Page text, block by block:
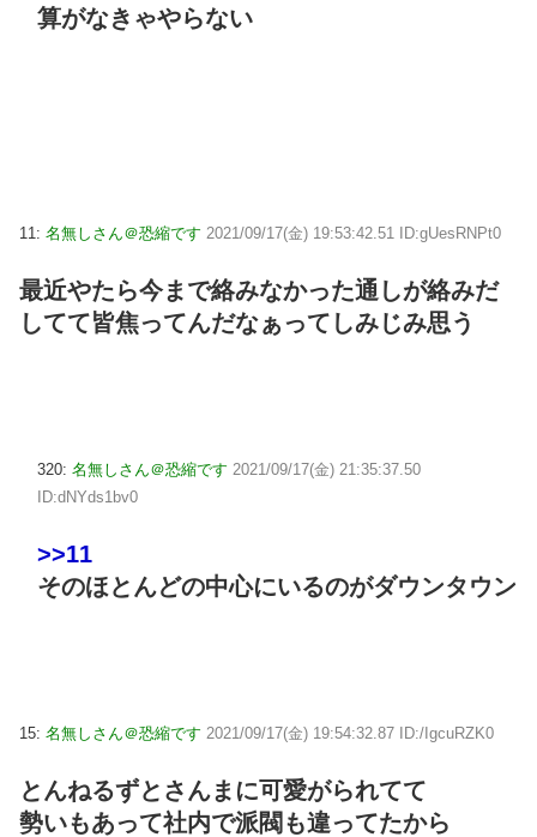
算がなきゃやらない
11: 名無しさん＠恐縮です 2021/09/17(金) 19:53:42.51 ID:gUesRNPt0
最近やたら今まで絡みなかった通しが絡みだ
してて皆焦ってんだなぁってしみじみ思う
320: 名無しさん＠恐縮です 2021/09/17(金) 21:35:37.50
ID:dNYds1bv0
>>11
そのほとんどの中心にいるのがダウンタウン
15: 名無しさん＠恐縮です 2021/09/17(金) 19:54:32.87 ID:/IgcuRZK0
とんねるずとさんまに可愛がられてて
勢いもあって社内で派閥も違ってたから